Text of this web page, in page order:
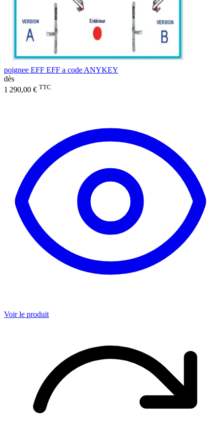
poignee EFF EFF a code ANYKEY
dès
1 290,00 € TTC
Voir le produit